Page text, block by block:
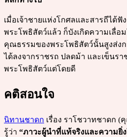
เมื่อเจ้าชายแห่งโกศลและสารถีได้
พระโพธิสัตว์แล้ว ก็บังเกิดความเลื่อ
คุณธรรมของพระโพธิสัตว์นั้นสูงส่งก
ได้ลงจากราชรถ ปลดม้า และเข็นร
พระโพธิสัตว์แต่โดยดี
คติสอนใจ
นิทานชาดก เรื่อง ราโชวาทชาดก
รู้ว่า “ภาวะผู้นำที่แท้จริงและความ